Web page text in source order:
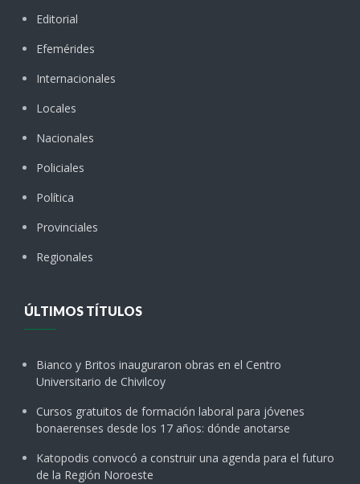
Editorial
Efemérides
Internacionales
Locales
Nacionales
Policiales
Política
Provinciales
Regionales
ÚLTIMOS TÍTULOS
Bianco y Britos inauguraron obras en el Centro
Universitario de Chivilcoy
Cursos gratuitos de formación laboral para jóvenes
bonaerenses desde los 17 años: dónde anotarse
Katopodis convocó a construir una agenda para el futuro
de la Región Noroeste